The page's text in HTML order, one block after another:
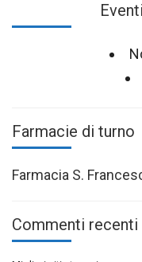
Farmacie di turno
Farmacia S.
Commenti recenti